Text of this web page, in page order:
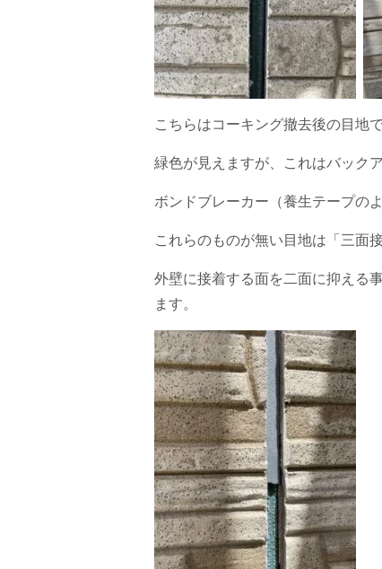
こちらはコーキング撤去後の目地で
緑色が見えますが、これはバック
ボンドブレーカー（養生テープの
これらのものが無い目地は「三面
外壁に接着する面を二面に抑える
ます。